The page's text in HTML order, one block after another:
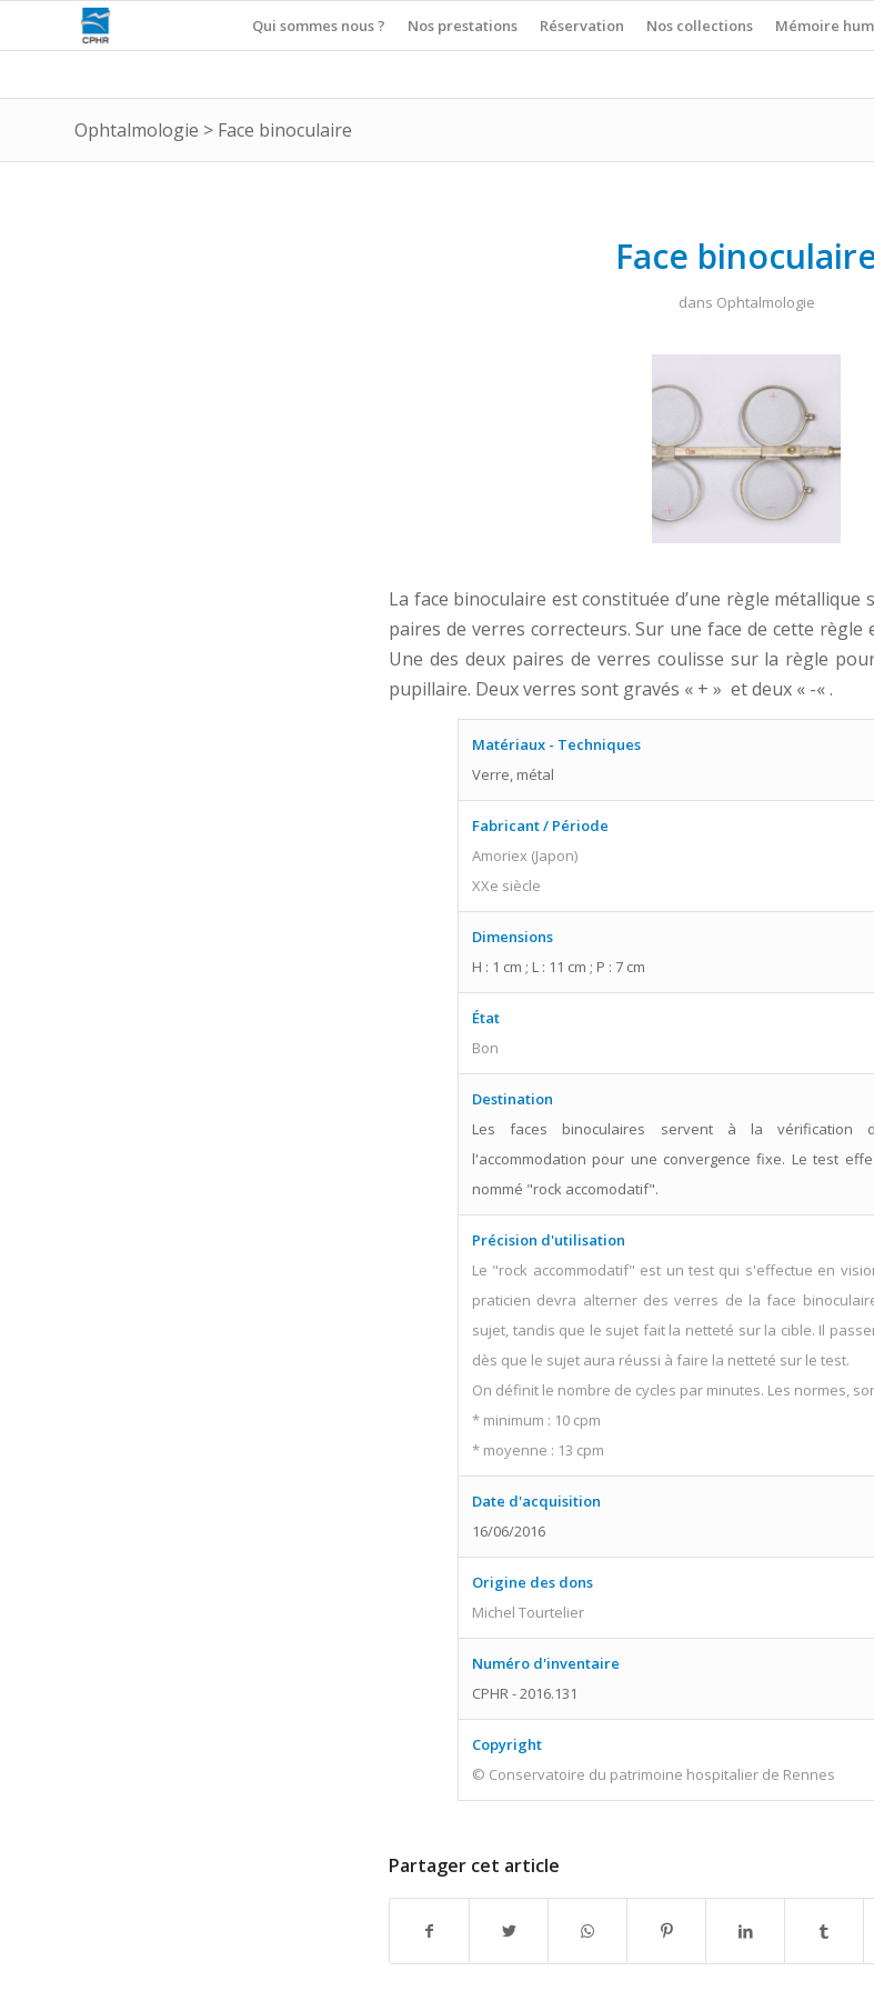
Qui sommes nous ? Nos prestations Réservation Nos collections Mémoire
Ophtalmologie > Face binoculaire
Face
dans Ophtalmologie
La face binoculaire est constituée d’une règle métallique
paires de verres correcteurs. Sur une face de cette règle
Une des deux paires de verres coulisse sur la règle
pupillaire. Deux verres sont gravés « + » et deux « -« .
Matériaux - Techniques
Verre, métal
Fabricant / Période
Amoriex (Japon)
XXe siècle
Dimensions
H : 1 cm ; L : 11 cm ; P : 7 cm
État
Bon
Destination
Les faces binoculaires servent à la vérification
l'accommodation pour une convergence fixe. Le test
nommé "rock accomodatif".
Précision d'utilisation
Le "rock accommodatif" est un test qui s'effectue en
praticien devra alterner des verres de la face
sujet, tandis que le sujet fait la netteté sur la cible. Il
dès que le sujet aura réussi à faire la netteté sur le test.
On définit le nombre de cycles par minutes. Les normes,
* minimum : 10 cpm
* moyenne : 13 cpm
Date d'acquisition
16/06/2016
Origine des dons
Michel Tourtelier
Numéro d'inventaire
CPHR - 2016.131
Copyright
© Conservatoire du patrimoine hospitalier de Rennes
Partager cet article